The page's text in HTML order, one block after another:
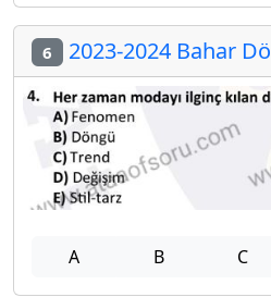
6 2023-2024 Bahar
A B C